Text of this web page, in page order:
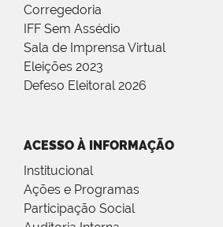
Corregedoria
IFF Sem Assédio
Sala de Imprensa Virtual
Eleições 2023
Defeso Eleitoral 2026
ACESSO À INFORMAÇÃO
Institucional
Ações e Programas
Participação Social